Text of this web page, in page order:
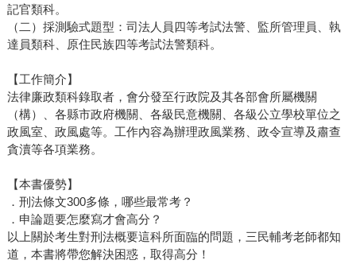
記官類科。
（二）採測驗式題型：司法人員四等考試法警、監所管理員、執
達員類科、原住民族四等考試法警類科。
【工作簡介】
法律廉政類科錄取者，會分發至行政院及其各部會所屬機關
（構）、各縣市政府機關、各級民意機關、各級公立學校單位之
政風室、政風處等。工作內容為辦理政風業務、政令宣導及肅查
貪瀆等各項業務。
【本書優勢】
．刑法條文300多條，哪些最常考？
．申論題要怎麼寫才會高分？
以上關於考生對刑法概要這科所面臨的問題，三民輔考老師都知
道，本書將帶您解決困惑，取得高分！